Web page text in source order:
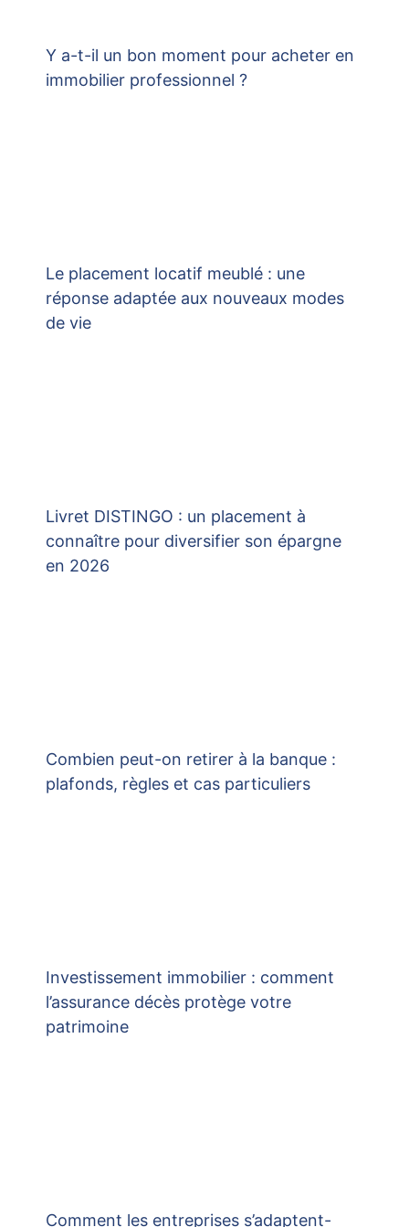
Y a-t-il un bon moment pour acheter en
immobilier professionnel ?
Le placement locatif meublé : une
réponse adaptée aux nouveaux modes
de vie
Livret DISTINGO : un placement à
connaître pour diversifier son épargne
en 2026
Combien peut-on retirer à la banque :
plafonds, règles et cas particuliers
Investissement immobilier : comment
l’assurance décès protège votre
patrimoine
Comment les entreprises s’adaptent-